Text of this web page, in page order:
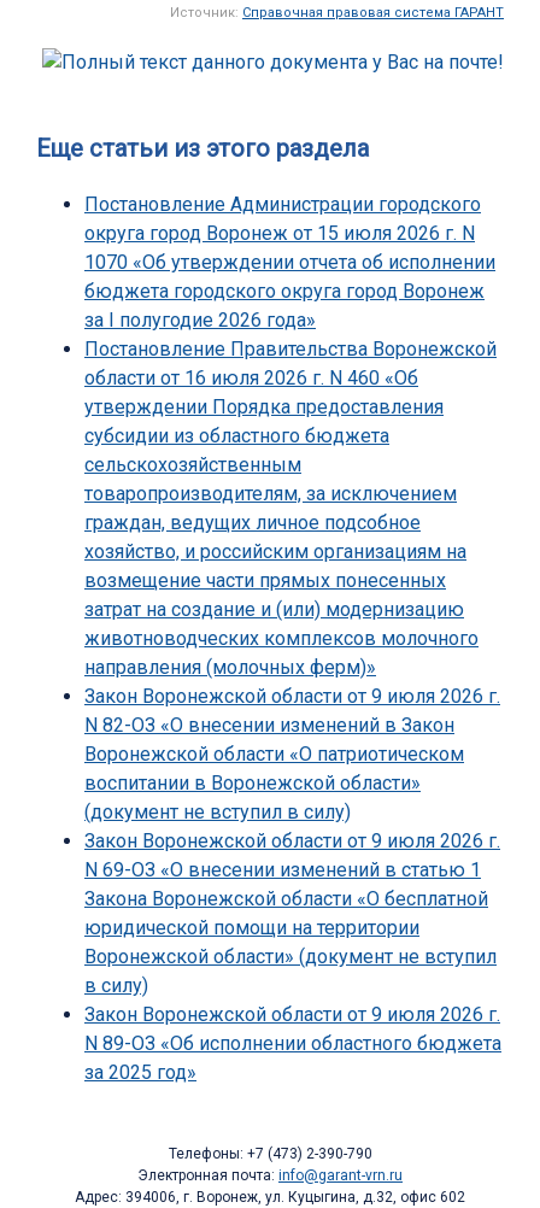
Источник: Справочная правовая система ГАРАНТ
Еще статьи из этого раздела
Постановление Администрации городского
округа город Воронеж от 15 июля 2026 г. N
1070 «Об утверждении отчета об исполнении
бюджета городского округа город Воронеж
за I полугодие 2026 года»
Постановление Правительства Воронежской
области от 16 июля 2026 г. N 460 «Об
утверждении Порядка предоставления
субсидии из областного бюджета
сельскохозяйственным
товаропроизводителям, за исключением
граждан, ведущих личное подсобное
хозяйство, и российским организациям на
возмещение части прямых понесенных
затрат на создание и (или) модернизацию
животноводческих комплексов молочного
направления (молочных ферм)»
Закон Воронежской области от 9 июля 2026 г.
N 82-ОЗ «О внесении изменений в Закон
Воронежской области «О патриотическом
воспитании в Воронежской области»
(документ не вступил в силу)
Закон Воронежской области от 9 июля 2026 г.
N 69-ОЗ «О внесении изменений в статью 1
Закона Воронежской области «О бесплатной
юридической помощи на территории
Воронежской области» (документ не вступил
в силу)
Закон Воронежской области от 9 июля 2026 г.
N 89-ОЗ «Об исполнении областного бюджета
за 2025 год»
Телефоны: +7 (473) 2-390-790
Электронная почта: info@garant-vrn.ru
Адрес: 394006, г. Воронеж, ул. Куцыгина, д.32, офис 602